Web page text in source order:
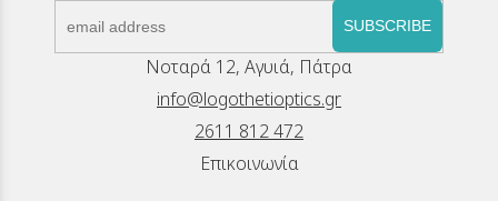
SUBSCRIBE
Νοταρά 12, Αγυιά, Πάτρα
info@logothetioptics.gr
2611 812 472
Επικοινωνία